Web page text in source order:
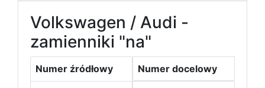
Volkswagen / Audi -
zamienniki "na"
Numer źródłowy Numer docelowy